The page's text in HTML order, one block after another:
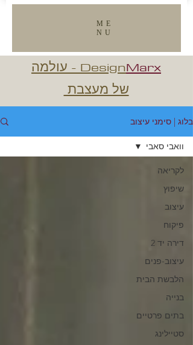
ME
NU
DesignMarx
- עולמה
של מעצבת
בלוג | סימני עיצוב
לקריאה
שיפוץ
עיצוב
פיקוח
דירה יד 2
עיצוב-פנים
הלבשת הבית
בנייה
בתים פרטיים
סטיילינג
וואבי סאבי